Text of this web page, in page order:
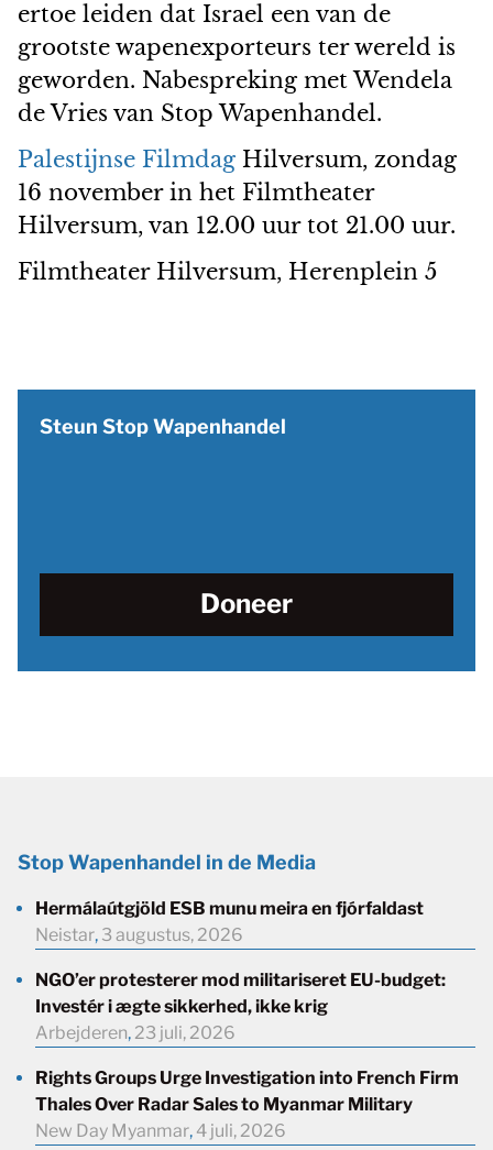
ertoe leiden dat Israel een van de
grootste wapenexporteurs ter wereld is
geworden. Nabespreking met Wendela
de Vries van Stop Wapenhandel.
Palestijnse Filmdag Hilversum, zondag
16 november in het Filmtheater
Hilversum, van 12.00 uur tot 21.00 uur.
Filmtheater Hilversum, Herenplein 5
Steun Stop Wapenhandel
Doneer
Stop Wapenhandel in de Media
Hermálaútgjöld ESB munu meira en fjórfaldast
Neistar, 3 augustus, 2026
NGO’er protesterer mod militariseret EU-budget:
Investér i ægte sikkerhed, ikke krig
Arbejderen, 23 juli, 2026
Rights Groups Urge Investigation into French Firm
Thales Over Radar Sales to Myanmar Military
New Day Myanmar, 4 juli, 2026